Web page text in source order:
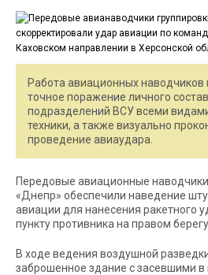
Работа авиационных наводчиков
точное поражение личного
подразделений ВСУ всеми
техники, а также визуально
проведение авиаудара.
Передовые авиационные
«Днепр» обеспечили наведение
авиации для нанесения ракетного
пункту противника на правом
В ходе ведения воздушной
заброшенное здание с засевшими в